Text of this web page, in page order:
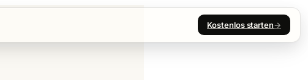
Kostenlos starten→